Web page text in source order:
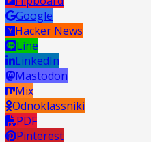
Google
Hacker News
Line
LinkedIn
Mastodon
Mix
Odnoklassniki
PDF
Pinterest